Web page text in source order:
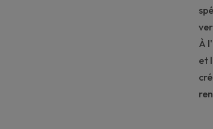
À
et